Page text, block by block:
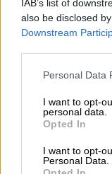
IAB’s list of
also be disclosed
Downstream
Personal Data
I want to opt-
personal data.
Opted In
I want to opt-
Personal Data.
¿QUÉ
MUNDO?